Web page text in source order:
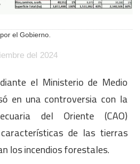
el Gobierno.
del 2024
el Ministerio de Medio
en una controversia con la
del Oriente (CAO)
de las tierras
los incendios forestales.